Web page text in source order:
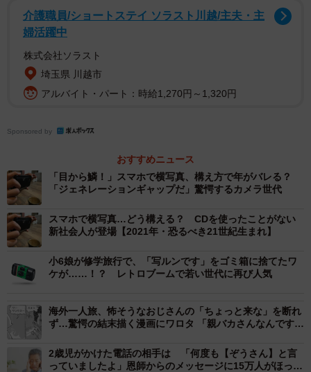
4/4
介護職員/ショートステイ ソラスト川越/主夫・主
婦活躍中
株式会社ソラスト
埼玉県 川越市
アルバイト・パート：時給1,270円～1,320円
Sponsored by
おすすめニュース
「目から鱗！」スマホで横写真、構え方で年がバレる？
「ジェネレーションギャップだ」驚愕するカメラ世代
スマホで横写真…どう構える？ CDを使ったことがない
新社会人が登場【2021年・恐るべき21世紀生まれ】
小6娘が修学旅行で、「写ルンです」をゴミ箱に捨てたワ
ケが……！？ レトロブームで若い世代に再び人気
海外一人旅、怖そうなおじさんの「ちょっと来な」を断れ
ず…驚愕の結末描く漫画にワロタ 「親バカさんなんです
2歳児がかけた電話の相手は 「何度も【ぞうさん】と言
っていましたよ」恩師からのメッセージに15万人がほっこ